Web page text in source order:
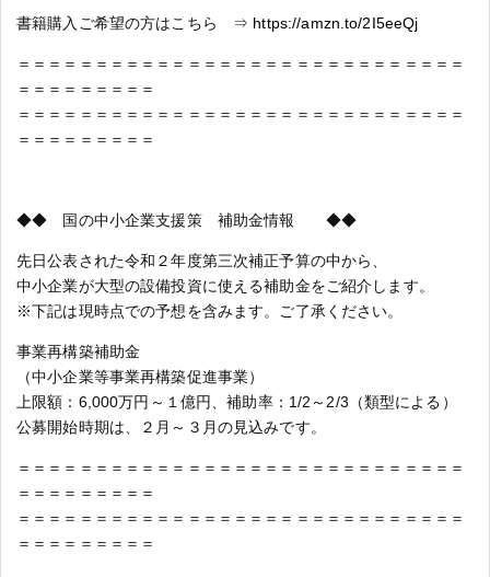
書籍購入ご希望の方はこちら ⇒ https://amzn.to/2I5eeQj
＝＝＝＝＝＝＝＝＝＝＝＝＝＝＝＝＝＝＝＝＝＝＝＝＝＝＝＝＝
＝＝＝＝＝＝＝＝＝
＝＝＝＝＝＝＝＝＝＝＝＝＝＝＝＝＝＝＝＝＝＝＝＝＝＝＝＝＝
＝＝＝＝＝＝＝＝＝
◆◆ 国の中小企業支援策 補助金情報 ◆◆
先日公表された令和２年度第三次補正予算の中から、
中小企業が大型の設備投資に使える補助金をご紹介します。
※下記は現時点での予想を含みます。ご了承ください。
事業再構築補助金
（中小企業等事業再構築促進事業）
上限額：6,000万円～１億円、補助率：1/2～2/3（類型による）
公募開始時期は、２月～３月の見込みです。
＝＝＝＝＝＝＝＝＝＝＝＝＝＝＝＝＝＝＝＝＝＝＝＝＝＝＝＝＝
＝＝＝＝＝＝＝＝＝
＝＝＝＝＝＝＝＝＝＝＝＝＝＝＝＝＝＝＝＝＝＝＝＝＝＝＝＝＝
＝＝＝＝＝＝＝＝＝